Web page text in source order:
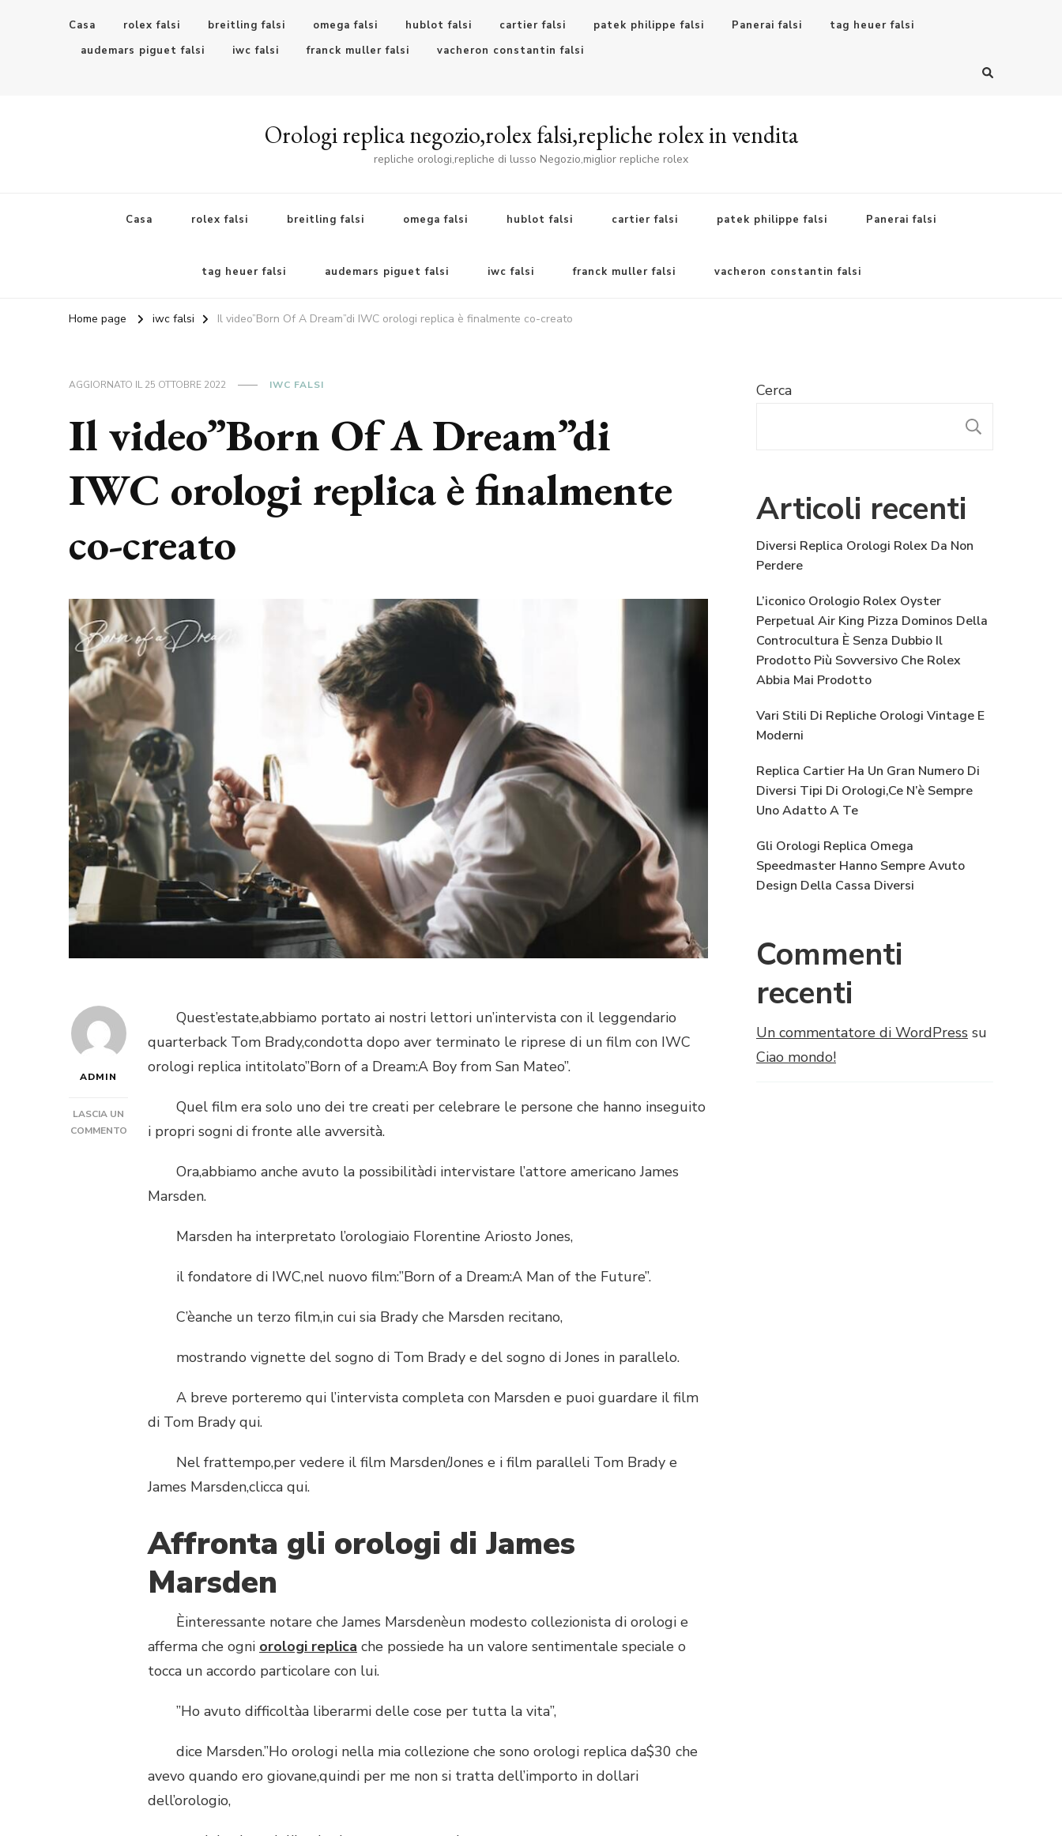
Casa rolex falsi breitling falsi omega falsi hublot falsi cartier falsi patek philippe falsi Panerai falsi
tag heuer falsi
audemars piguet falsi
iwc falsi franck muller falsi vacheron constantin falsi
Orologi replica negozio,rolex falsi,repliche rolex in vendita
repliche orologi,repliche di lusso Negozio,miglior repliche rolex
Casa rolex falsi breitling falsi omega falsi hublot falsi cartier falsi patek philippe falsi Panerai falsi
tag heuer falsi audemars piguet falsi iwc falsi franck muller falsi vacheron constantin falsi
Home page iwc falsi Il video”Born Of A Dream”di IWC orologi replica è finalmente co-creato
AGGIORNATO IL25 OTTOBRE 2022 IWC FALSI
Il video”Born Of A Dream”di
IWC orologi replica è finalmente
co-creato
ADMIN
LASCIA UN
COMMENTOSU
Quest’estate,abbiamo portato ai nostri lettori un’intervista con il leggendario
quarterback Tom Brady,condotta dopo aver terminato le riprese di un film con IWC
orologi replica intitolato”Born of a Dream:A Boy from San Mateo”.
Quel film era solo uno dei tre creati per celebrare le persone che hanno inseguito
i propri sogni di fronte alle avversità.
Ora,abbiamo anche avuto la possibilitàdi intervistare l’attore americano James
Marsden.
Marsden ha interpretato l’orologiaio Florentine Ariosto Jones,
il fondatore di IWC,nel nuovo film:”Born of a Dream:A Man of the Future”.
C’èanche un terzo film,in cui sia Brady che Marsden recitano,
mostrando vignette del sogno di Tom Brady e del sogno di Jones in parallelo.
A breve porteremo qui l’intervista completa con Marsden e puoi guardare il film
di Tom Brady qui.
Nel frattempo,per vedere il film Marsden/Jones e i film paralleli Tom Brady e
James Marsden,clicca qui.
Affronta gli orologi di James
Marsden
Èinteressante notare che James Marsdenèun modesto collezionista di orologi e
afferma che ogni orologi replica che possiede ha un valore sentimentale speciale o
tocca un accordo particolare con lui.
”Ho avuto difficoltàa liberarmi delle cose per tutta la vita”,
dice Marsden.”Ho orologi nella mia collezione che sono orologi replica da$30 che
avevo quando ero giovane,quindi per me non si tratta dell’importo in dollari
dell’orologio,
Cerca
Articoli recenti
Diversi Replica Orologi Rolex Da Non
Perdere
L’iconico Orologio Rolex Oyster
Perpetual Air King Pizza Dominos Della
Controcultura È Senza Dubbio Il
Prodotto Più Sovversivo Che Rolex
Abbia Mai Prodotto
Vari Stili Di Repliche Orologi Vintage E
Moderni
Replica Cartier Ha Un Gran Numero Di
Diversi Tipi Di Orologi,Ce N’è Sempre
Uno Adatto A Te
Gli Orologi Replica Omega
Speedmaster Hanno Sempre Avuto
Design Della Cassa Diversi
Commenti
recenti
Un commentatore di WordPress su
Ciao mondo!